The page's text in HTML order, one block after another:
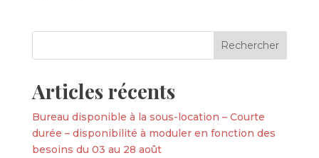
Articles récents
Bureau disponible à la sous-location – Courte
durée – disponibilité à moduler en fonction des
besoins du 03 au 28 août